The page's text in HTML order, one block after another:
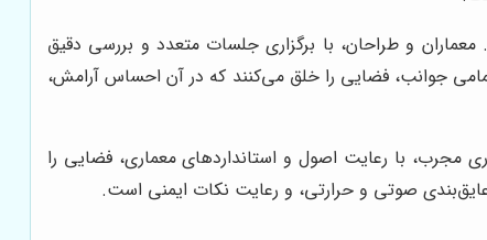
و طراحان، با برگزاری جلسات متعدد و بررسی دقیق
جوانب، فضایی را خلق می‌کنند که در آن احساس آرامش،
با رعایت اصول و استانداردهای معماری، فضایی را
عایق‌بندی صوتی و حرارتی، و رعایت نکات ایمنی است.